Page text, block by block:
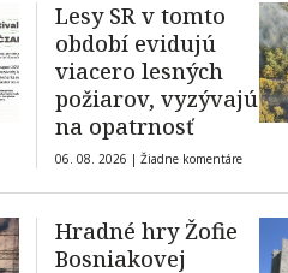
Lesy SR v tomto
období evidujú
viacero lesných
požiarov, vyzývajú
na opatrnosť
06. 08. 2026 | Žiadne komentáre
Hradné hry Žofie
Bosniakovej